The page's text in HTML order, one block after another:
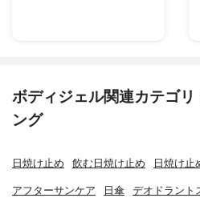
ボディジェル関連カテゴ
ング
日焼け止め 飲む日焼け止め 日焼け止
アフターサンケア 日傘 デオドラント